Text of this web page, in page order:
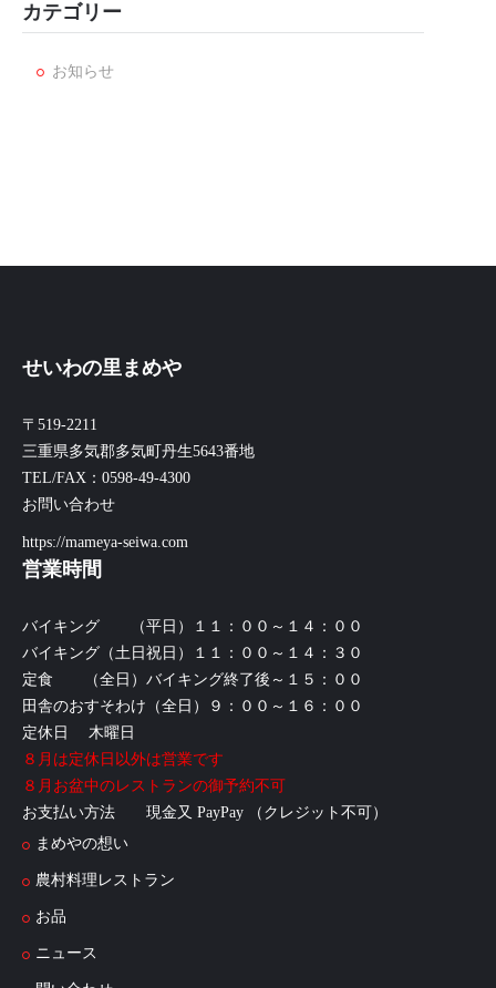
カテゴリー
お知らせ
せいわの里まめや
〒519-2211
三重県多気郡多気町丹生5643番地
TEL/FAX：0598-49-4300
お問い合わせ
https://mameya-seiwa.com
営業時間
バイキング （平日）１１：００～１４：００
バイキング（土日祝日）１１：００～１４：３０
定食 （全日）バイキング終了後～１５：００
田舎のおすそわけ（全日）９：００～１６：００
定休日 木曜日
８月は定休日以外は営業です
８月お盆中のレストランの御予約不可
お支払い方法 現金又 PayPay （クレジット不可）
まめやの想い
農村料理レストラン
お品
ニュース